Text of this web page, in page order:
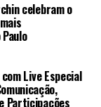
celebram o
Live Especial
Participações